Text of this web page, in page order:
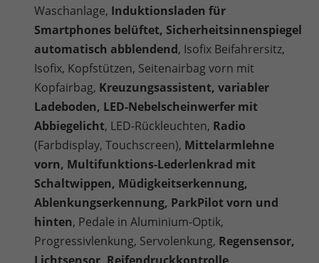
Waschanlage, Induktionsladen für
Smartphones belüftet, Sicherheitsinnenspiegel
automatisch abblendend, Isofix Beifahrersitz,
Isofix, Kopfstützen, Seitenairbag vorn mit
Kopfairbag, Kreuzungsassistent, variabler
Ladeboden, LED-Nebelscheinwerfer mit
Abbiegelicht, LED-Rückleuchten, Radio
(Farbdisplay, Touchscreen), Mittelarmlehne
vorn, Multifunktions-Lederlenkrad mit
Schaltwippen, Müdigkeitserkennung,
Ablenkungserkennung, ParkPilot vorn und
hinten, Pedale in Aluminium-Optik,
Progressivlenkung, Servolenkung, Regensensor,